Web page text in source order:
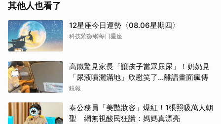
其他人也看了
12星座今日運勢〈08.06星期四〉
科技紫微網每日星座
高鐵驚見家長「讓孩子當眾尿尿」！奶奶見
「尿液噴灑滿地」欣慰笑了…離譜畫面瘋傳
鏡報
泰公務員「美豔妝容」爆紅！1張照吸萬人朝
聖 網無視酸民狂讚：媽媽真漂亮